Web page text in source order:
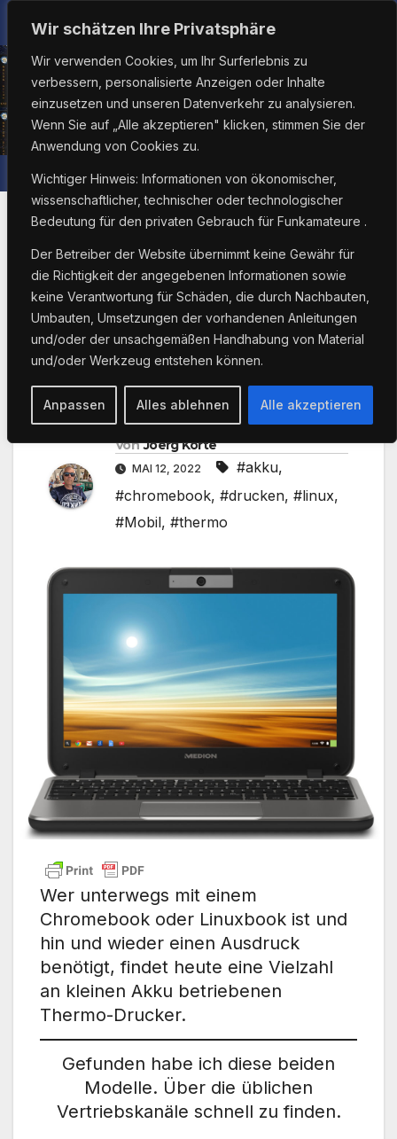
Wir schätzen Ihre Privatsphäre
Wir verwenden Cookies, um Ihr Surferlebnis zu
verbessern, personalisierte Anzeigen oder Inhalte
einzusetzen und unseren Datenverkehr zu analysieren.
Wenn Sie auf „Alle akzeptieren" klicken, stimmen Sie der
Anwendung von Cookies zu.
Wichtiger Hinweis: Informationen von ökonomischer,
wissenschaftlicher, technischer oder technologischer
Bedeutung für den privaten Gebrauch für Funkamateure .
Der Betreiber der Website übernimmt keine Gewähr für
die Richtigkeit der angegebenen Informationen sowie
keine Verantwortung für Schäden, die durch Nachbauten,
Umbauten, Umsetzungen der vorhandenen Anleitungen
und/oder der unsachgemäßen Handhabung von Material
und/oder Werkzeug entstehen können.
Anpassen Alles ablehnen Alle akzeptieren
Inhalt
springen
Fr.. Aug. 7th, 2026 9:04:16 PM
ALLGEMEIN COMPUTER NOTFUNK
SMARTPHONE
SOFTWARE
Chromebook /
Linuxbook und
Drucker
Von Joerg Korte
MAI 12, 2022 #akku,
#chromebook, #drucken, #linux,
#Mobil, #thermo
Wer unterwegs mit einem
Chromebook oder Linuxbook ist und
hin und wieder einen Ausdruck
benötigt, findet heute eine Vielzahl
an kleinen Akku betriebenen
Thermo-Drucker.
Gefunden habe ich diese beiden
Modelle. Über die üblichen
Vertriebskanäle schnell zu finden.